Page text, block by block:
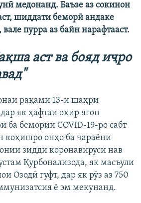
медонанд. Баъзе аз сокинон
шиддати беморӣ андаке
пурра аз байн нарафтааст.
аст ва бояд иҷро
рақами 13-и шаҳри
як ҳафтаи охир ягон
ба бемории COVID-19-ро сабт
коҳишро онҳо ба ҷараёни
зидди коронавируси нав
Қурбонализода, як масъули
Озодӣ гуфт, дар як рӯз аз 750
ё эм мекунанд.